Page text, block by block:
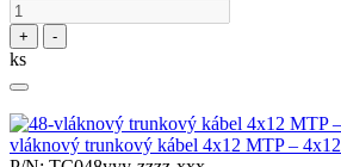
+ -
ks
vláknový trunkový kábel 4x12 MTP –